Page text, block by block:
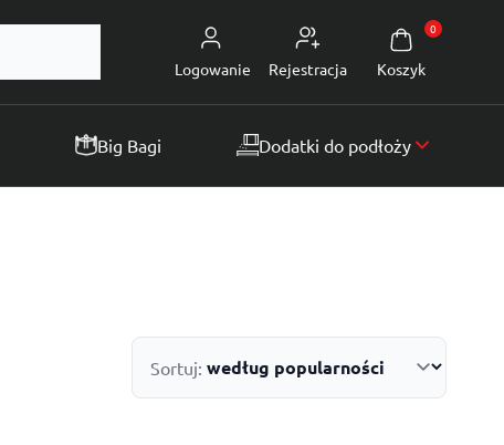
Logowanie
Rejestracja Koszyk
0
Big Bagi Dodatki do podłoży
Sortuj: